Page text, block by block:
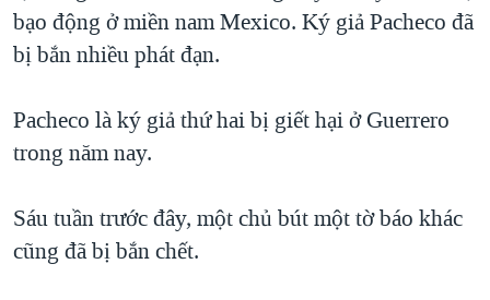
BÊN KIA QUỐC LỘ: TIẾNG VỌNG TỪ NÔNG THÔN MỸ
QUAN HỆ VIỆT MỸ
bạo động ở miền nam Mexico. Ký giả Pacheco đã
bị bắn nhiều phát đạn.
Pacheco là ký giả thứ hai bị giết hại ở Guerrero
trong năm nay.
Sáu tuần trước đây, một chủ bút một tờ báo khác
cũng đã bị bắn chết.